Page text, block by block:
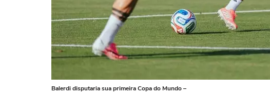
Balerdi disputaria sua primeira Copa do Mundo –